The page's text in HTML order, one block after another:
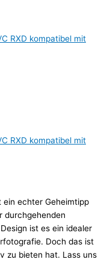
RXD kompatibel mit
RXD kompatibel mit
ein echter Geheimtipp
durchgehenden
ist es ein idealer
Doch das ist
zu bieten hat. Lass uns